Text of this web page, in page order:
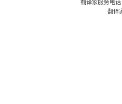
翻译家服务电话
翻译